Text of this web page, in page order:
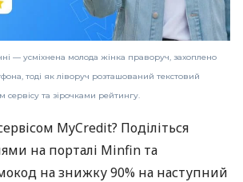
— усміхнена молода жінка праворуч, захоплено
тоді як ліворуч розташований текстовий
сервісу та зірочками рейтингу.
MyCredit? Поділіться
на порталі Minfin та
на знижку 90% на наступний